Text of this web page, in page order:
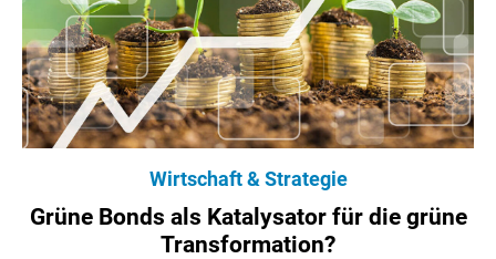
Wirtschaft & Strategie
Grüne Bonds als Katalysator für die grüne
Transformation?